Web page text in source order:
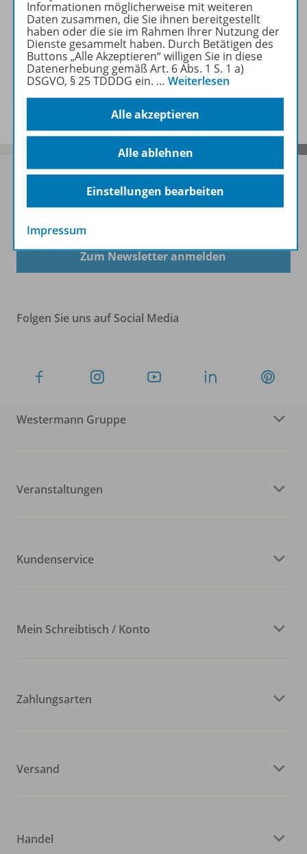
Benachrichtigungs-Service
Veranstaltungen
Sofort profitieren
Zum Newsletter anmelden
Folgen Sie uns auf Social Media
Westermann Gruppe
Veranstaltungen
Kundenservice
Mein Schreibtisch / Konto
Zahlungsarten
Versand
Handel
Informationen möglicherweise mit weiteren
Daten zusammen, die Sie ihnen bereitgestellt
haben oder die sie im Rahmen Ihrer Nutzung der
Dienste gesammelt haben. Durch Betätigen des
Buttons „Alle Akzeptieren“ willigen Sie in diese
Datenerhebung gemäß Art. 6 Abs. 1 S. 1 a)
DSGVO, § 25 TDDDG ein. … Weiterlesen
Alle akzeptieren
Alle ablehnen
Einstellungen bearbeiten
Impressum